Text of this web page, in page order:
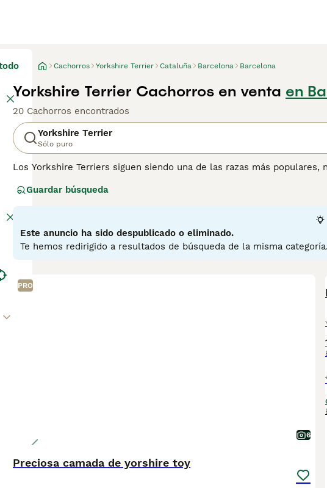
Cachorros Yorkshire Terrier Cataluña Barcelona Barcelona
Yorkshire Terrier Cachorros en venta en
20 Cachorros encontrados
Yorkshire Terrier
Sólo puro
Los Yorkshire Terriers siguen siendo una de las razas más
viviendo en un apartamento en la ciudad o una casa en el campo.
Lee nuestra página de consejos de compra de Yorkshire Terrier
Guardar búsqueda
Este anuncio ha sido despublicado o eliminado.
Te hemos redirigido a resultados de búsqueda de la misma categoría.
PRO
6
Preciosa camada de yorshire toy